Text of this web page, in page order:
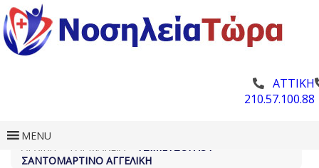
ΑΤΤΙΚΗ
210.57.100.88
MENU
ΣΑΝΤΟΜΑΡΤΊΝΟ ΑΓΓΕΛΙΚΉ